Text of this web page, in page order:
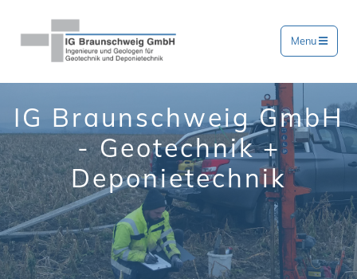
Menu
IG Braunschweig GmbH
- Geotechnik +
Deponietechnik